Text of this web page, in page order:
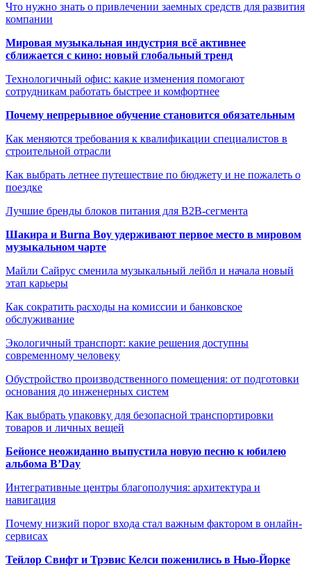
Что нужно знать о привлечении заемных средств для развития
компании
Мировая музыкальная индустрия всё активнее
сближается с кино: новый глобальный тренд
Технологичный офис: какие изменения помогают
сотрудникам работать быстрее и комфортнее
Почему непрерывное обучение становится обязательным
Как меняются требования к квалификации специалистов в
строительной отрасли
Как выбрать летнее путешествие по бюджету и не пожалеть о
поездке
Лучшие бренды блоков питания для B2B-сегмента
Шакира и Burna Boy удерживают первое место в мировом
музыкальном чарте
Майли Сайрус сменила музыкальный лейбл и начала новый
этап карьеры
Как сократить расходы на комиссии и банковское
обслуживание
Экологичный транспорт: какие решения доступны
современному человеку
Обустройство производственного помещения: от подготовки
основания до инженерных систем
Как выбрать упаковку для безопасной транспортировки
товаров и личных вещей
Бейонсе неожиданно выпустила новую песню к юбилею
альбома B’Day
Интегративные центры благополучия: архитектура и
навигация
Почему низкий порог входа стал важным фактором в онлайн-
сервисах
Тейлор Свифт и Трэвис Келси поженились в Нью-Йорке